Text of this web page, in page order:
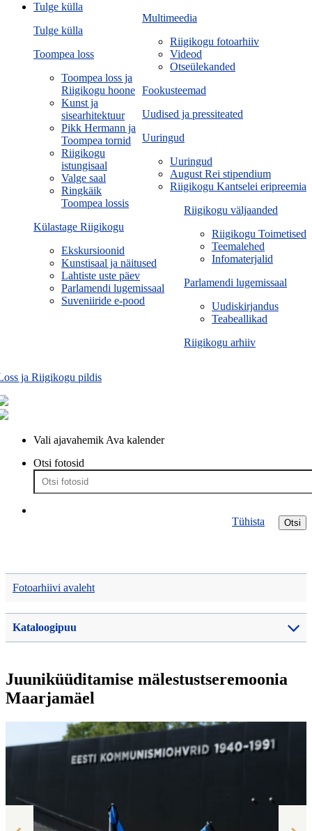
Multimeedia
Riigikogu fotoarhiiv
Videod
Otseülekanded
Fookusteemad
Uudised ja pressiteated
Uuringud
Uuringud
August Rei stipendium
Riigikogu Kantselei eripreemia
Riigikogu väljaanded
Riigikogu Toimetised
Teemalehed
Infomaterjalid
Parlamendi lugemissaal
Uudiskirjandus
Teabeallikad
Riigikogu arhiiv
Tulge külla
Tulge külla
Toompea loss
Toompea loss ja
Riigikogu hoone
Kunst ja
sisearhitektuur
Pikk Hermann ja
Toompea tornid
Riigikogu
istungisaal
Valge saal
Ringkäik
Toompea lossis
Külastage Riigikogu
Ekskursioonid
Kunstisaal ja näitused
Lahtiste uste päev
Parlamendi lugemissaal
Suveniiride e-pood
ja Riigikogu pildis
Vali ajavahemik Ava kalender
Otsi fotosid
Otsi
Tühista
Fotoarhiivi avaleht
Kataloogipuu
Juuniküüditamise mälestustseremoonia
Maarjamäel